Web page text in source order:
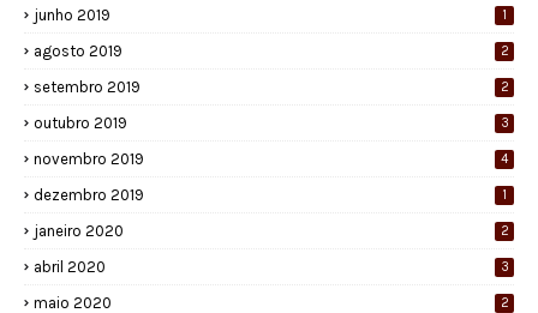
junho 2019 1
agosto 2019 2
setembro 2019 2
outubro 2019 3
novembro 2019 4
dezembro 2019 1
janeiro 2020 2
abril 2020 3
maio 2020 2